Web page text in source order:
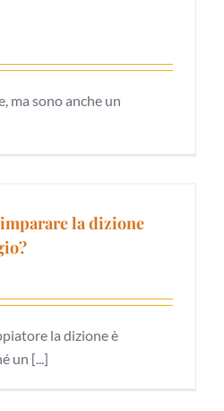
ma sono anche un
la dizione
la dizione è
un [...]